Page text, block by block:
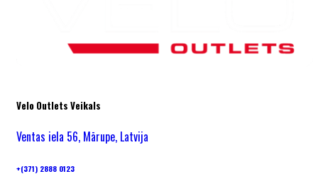
Velo Outlets Veikals
Ventas iela 56, Mārupe, Latvija
+(371) 2888 0123